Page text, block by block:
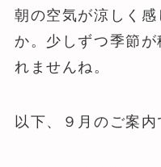
朝の空気が涼しく
か。少しずつ季節
れませんね。
以下、９月のご案内